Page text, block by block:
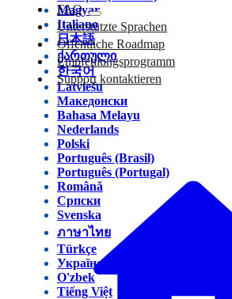
Magyar
Italiano
日本語
ქართული
한국어
Latviešu
Македонски
Bahasa Melayu
Nederlands
Polski
Português (Brasil)
Português (Portugal)
Română
Српски
Svenska
ภาษาไทย
Türkçe
Українська
O'zbek
Tiếng Việt
FAQ
Unterstützte Sprachen
Öffentliche Roadmap
Empfehlungsprogramm
Support kontaktieren